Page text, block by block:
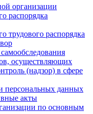
организации
распорядка
трудового распорядка
осуществляющих
(надзор) в сфере
персональных данных
акты
по основным